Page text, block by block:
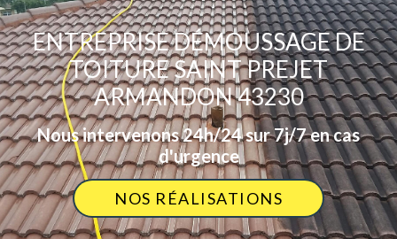
ENTREPRISE DÉMOUSSAGE DE
TOITURE SAINT PREJET
ARMANDON 43230
Nous intervenons 24h/24 sur 7j/7 en cas
d'urgence
NOS RÉALISATIONS